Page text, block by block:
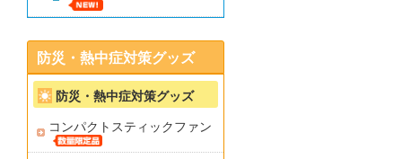
防災・熱中症対策グッズ
防災・熱中症対策グッズ
コンパクトスティックファン